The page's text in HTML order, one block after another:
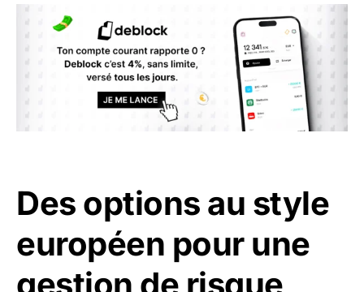
Des options au style
européen pour une